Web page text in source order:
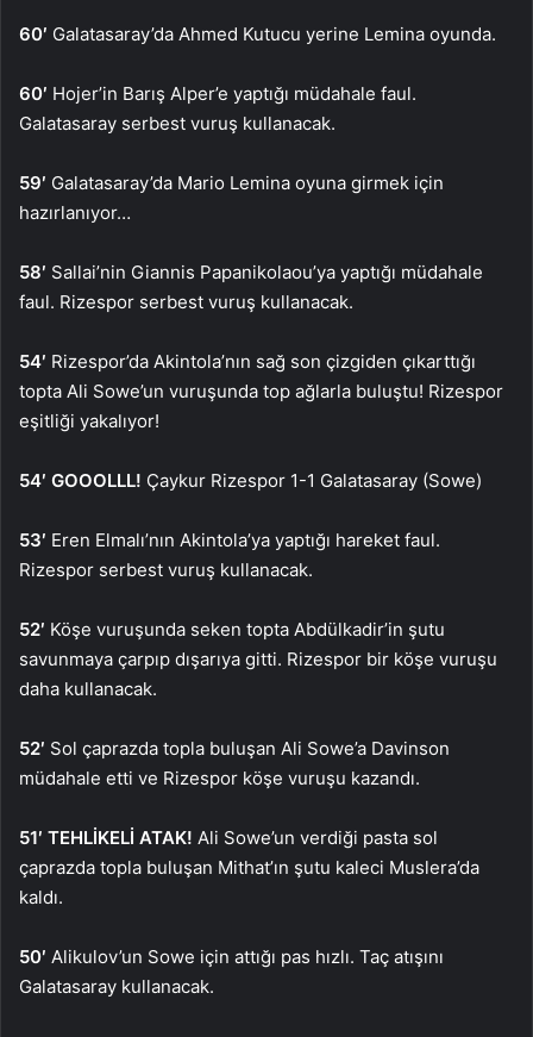
60′ Galatasaray’da Ahmed Kutucu yerine Lemina oyunda.
60′ Hojer’in Barış Alper’e yaptığı müdahale faul.
Galatasaray serbest vuruş kullanacak.
59′ Galatasaray’da Mario Lemina oyuna girmek için
hazırlanıyor…
58′ Sallai’nin Giannis Papanikolaou’ya yaptığı müdahale
faul. Rizespor serbest vuruş kullanacak.
54′ Rizespor’da Akintola’nın sağ son çizgiden çıkarttığı
topta Ali Sowe’un vuruşunda top ağlarla buluştu! Rizespor
eşitliği yakalıyor!
54′ GOOOLLL! Çaykur Rizespor 1-1 Galatasaray (Sowe)
53′ Eren Elmalı’nın Akintola’ya yaptığı hareket faul.
Rizespor serbest vuruş kullanacak.
52′ Köşe vuruşunda seken topta Abdülkadir’in şutu
savunmaya çarpıp dışarıya gitti. Rizespor bir köşe vuruşu
daha kullanacak.
52′ Sol çaprazda topla buluşan Ali Sowe’a Davinson
müdahale etti ve Rizespor köşe vuruşu kazandı.
51′ TEHLİKELİ ATAK! Ali Sowe’un verdiği pasta sol
çaprazda topla buluşan Mithat’ın şutu kaleci Muslera’da
kaldı.
50′ Alikulov’un Sowe için attığı pas hızlı. Taç atışını
Galatasaray kullanacak.